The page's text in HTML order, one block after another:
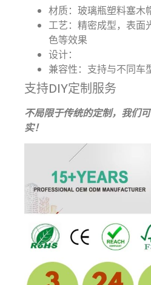
材质：玻璃瓶塑料塞木
工艺：精密成型，表面
色等效果
设计：
兼容性：支持与不同车
支持DIY定制服务
不局限于传统的定制，我们
实！